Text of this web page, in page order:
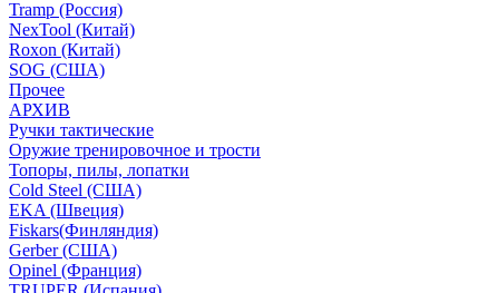
Tramp (Россия)
NexTool (Китай)
Roxon (Китай)
SOG (США)
Прочее
АРХИВ
Ручки тактические
Оружие тренировочное и трости
Топоры, пилы, лопатки
Cold Steel (США)
EKA (Швеция)
Fiskars(Финляндия)
Gerber (США)
Opinel (Франция)